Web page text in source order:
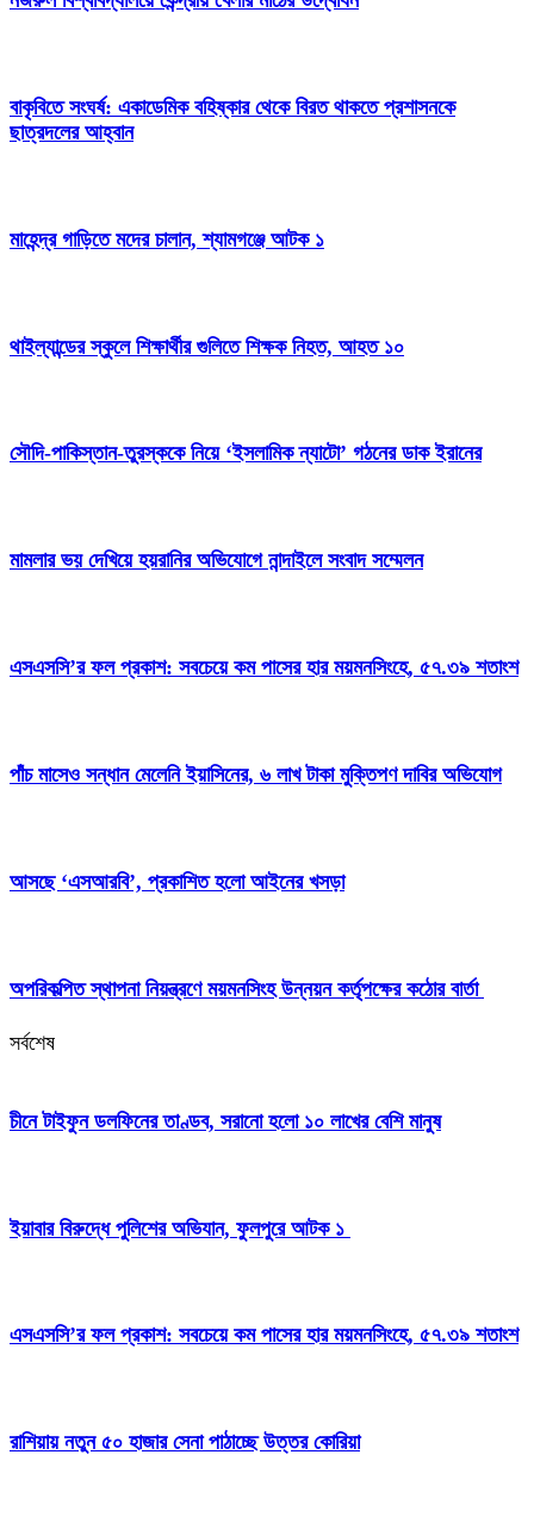
বাকৃবিতে সংঘর্ষ: একাডেমিক বহিষ্কার থেকে বিরত থাকতে প্রশাসনকে
ছাত্রদলের আহ্বান
মাহেন্দ্র গাড়িতে মদের চালান, শ্যামগঞ্জে আটক ১
থাইল্যান্ডের স্কুলে শিক্ষার্থীর গুলিতে শিক্ষক নিহত, আহত ১০
সৌদি-পাকিস্তান-তুরস্ককে নিয়ে ‘ইসলামিক ন্যাটো’ গঠনের ডাক ইরানের
মামলার ভয় দেখিয়ে হয়রানির অভিযোগে নান্দাইলে সংবাদ সম্মেলন
এসএসসি’র ফল প্রকাশ: সবচেয়ে কম পাসের হার ময়মনসিংহে, ৫৭.৩৯ শতাংশ
পাঁচ মাসেও সন্ধান মেলেনি ইয়াসিনের, ৬ লাখ টাকা মুক্তিপণ দাবির অভিযোগ
আসছে ‘এসআরবি’, প্রকাশিত হলো আইনের খসড়া
অপরিকল্পিত স্থাপনা নিয়ন্ত্রণে ময়মনসিংহ উন্নয়ন কর্তৃপক্ষের কঠোর বার্তা
সর্বশেষ
চীনে টাইফুন ডলফিনের তাণ্ডব, সরানো হলো ১০ লাখের বেশি মানুষ
ইয়াবার বিরুদ্ধে পুলিশের অভিযান, ফুলপুরে আটক ১
এসএসসি’র ফল প্রকাশ: সবচেয়ে কম পাসের হার ময়মনসিংহে, ৫৭.৩৯ শতাংশ
রাশিয়ায় নতুন ৫০ হাজার সেনা পাঠাচ্ছে উত্তর কোরিয়া